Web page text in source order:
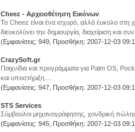
Cheez - Αρχειοθέτηση Εικόνων
Το Cheez είναι ένα ισχυρό, αλλά έυκολο στη
διευκολύνει την δημιουργία, διαχείριση και
(Εμφανίσεις: 949, Προσθήκη: 2007-12-03
CrazySoft.gr
Παιχνίδια και προγράμματα για Palm OS,
και υποστήριξη....
(Εμφανίσεις: 947, Προσθήκη: 2007-12-03
STS Services
Σύμβουλοι μηχανογράφησης, χονδρική
(Εμφανίσεις: 945, Προσθήκη: 2007-12-03